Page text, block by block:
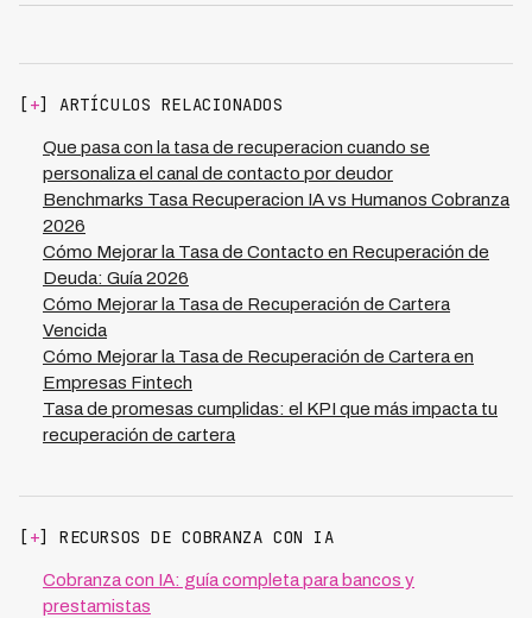
medio recovery → combinación IA + humanos, bajo
recovery → settlement automático. Esto optimiza
nativamente con sistemas de scoring para ejecución en
tiempo real.
[ +] ARTÍCULOS RELACIONADOS
Que pasa con la tasa de recuperacion cuando se
personaliza el canal de contacto por deudor
Benchmarks Tasa Recuperacion IA vs Humanos Cobranza
2026
Cómo Mejorar la Tasa de Contacto en Recuperación de
Deuda: Guía 2026
Cómo Mejorar la Tasa de Recuperación de Cartera
Vencida
Cómo Mejorar la Tasa de Recuperación de Cartera en
Empresas Fintech
Tasa de promesas cumplidas: el KPI que más impacta tu
recuperación de cartera
[ +] RECURSOS DE COBRANZA CON IA
Cobranza con IA: guía completa para bancos y
prestamistas